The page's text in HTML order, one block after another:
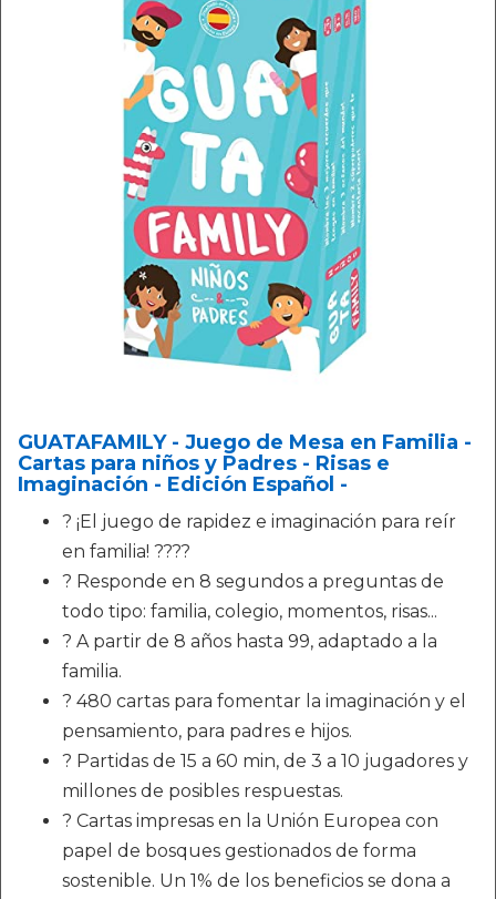
GUATAFAMILY - Juego de Mesa en Familia -
Cartas para niños y Padres - Risas e
Imaginación - Edición Español -
? ¡El juego de rapidez e imaginación para reír
en familia! ?‍?‍?‍?
? Responde en 8 segundos a preguntas de
todo tipo: familia, colegio, momentos, risas...
? A partir de 8 años hasta 99, adaptado a la
familia.
? 480 cartas para fomentar la imaginación y el
pensamiento, para padres e hijos.
? Partidas de 15 a 60 min, de 3 a 10 jugadores y
millones de posibles respuestas.
? Cartas impresas en la Unión Europea con
papel de bosques gestionados de forma
sostenible. Un 1% de los beneficios se dona a